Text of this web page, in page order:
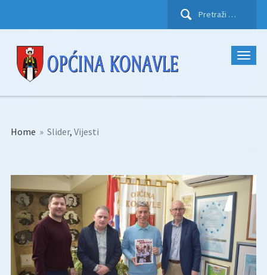
Pretraži:
Home » Slider, Vijesti